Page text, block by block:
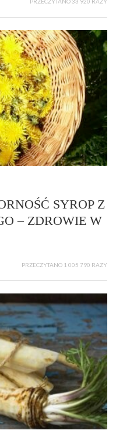
SYROP Z
– ZDROWIE W
PRZECZYTANO 1 005 790 RAZY